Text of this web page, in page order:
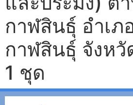
กาฬสินธุ์ อำเภ
กาฬสินธุ์ จังห
1 ชุด